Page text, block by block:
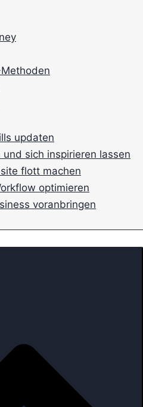
updaten
sich inspirieren lassen
flott machen
optimieren
voranbringen